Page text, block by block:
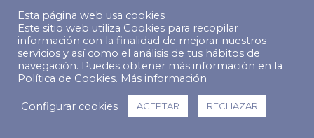
Footer Menu
Esta página web usa cookies
Este sitio web utiliza Cookies para recopilar
información con la finalidad de mejorar nuestros
servicios y así como el análisis de tus hábitos de
navegación. Puedes obtener más información en la
Política de Cookies. Más información
Configurar cookies ACEPTAR RECHAZAR